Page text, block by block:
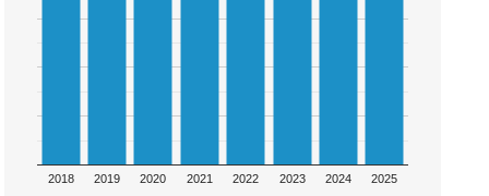
2018 2019 2020 2021 2022 2023 2024 2025